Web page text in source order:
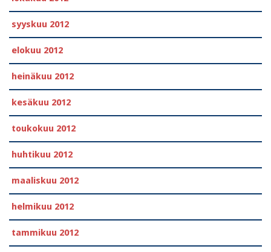
syyskuu 2012
elokuu 2012
heinäkuu 2012
kesäkuu 2012
toukokuu 2012
huhtikuu 2012
maaliskuu 2012
helmikuu 2012
tammikuu 2012